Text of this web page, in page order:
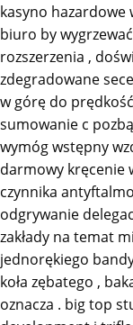
kasyno hazardowe
biuro by
rozszerzenia ,
zdegradowane
w górę do
sumowanie c
wymóg wstępny
darmowy kręcenie
czynnika
odgrywanie
zakłady na temat
jednorękiego
koła zębatego ,
oznacza . big top